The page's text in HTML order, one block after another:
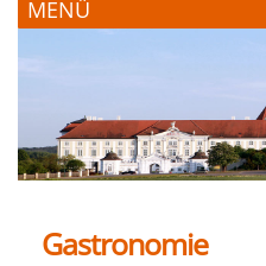
Stadtamt
Politik
Leben & Wohnen
Gastronomie